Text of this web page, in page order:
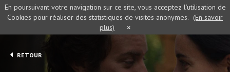
RETOUR
En poursuivant votre navigation sur ce site, vous acceptez l’utilisation de
Cookies pour réaliser des statistiques de visites anonymes. (En savoir
plus)
×